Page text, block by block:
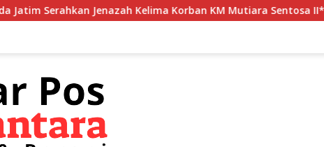
Korban KM Mutiara Sentosa II* *Polres Jember